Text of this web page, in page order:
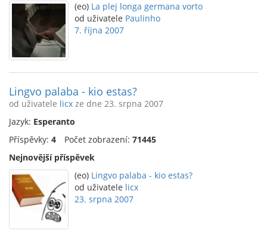
(eo) La plej longa germana vorto
od uživatele Paulinho
7. října 2007
Lingvo palaba - kio estas?
od uživatele licx ze dne 23. srpna 2007
Jazyk: Esperanto
Příspěvky: 4 Počet zobrazení: 71445
Nejnovější příspěvek
(eo) Lingvo palaba - kio estas?
od uživatele licx
23. srpna 2007